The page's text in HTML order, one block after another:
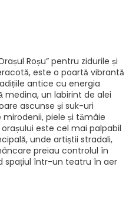
Roșu” pentru zidurile și
este o poartă vibrantă
antice cu energia
medina, un labirint de alei
ascunse și suk-uri
piele și tămâie
este cel mai palpabil
unde artiștii stradali,
preiau controlul în
spațiul într-un teatru în aer